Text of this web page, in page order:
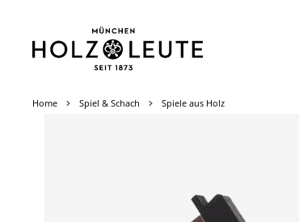
Home Spiel & Schach Spiele aus Holz